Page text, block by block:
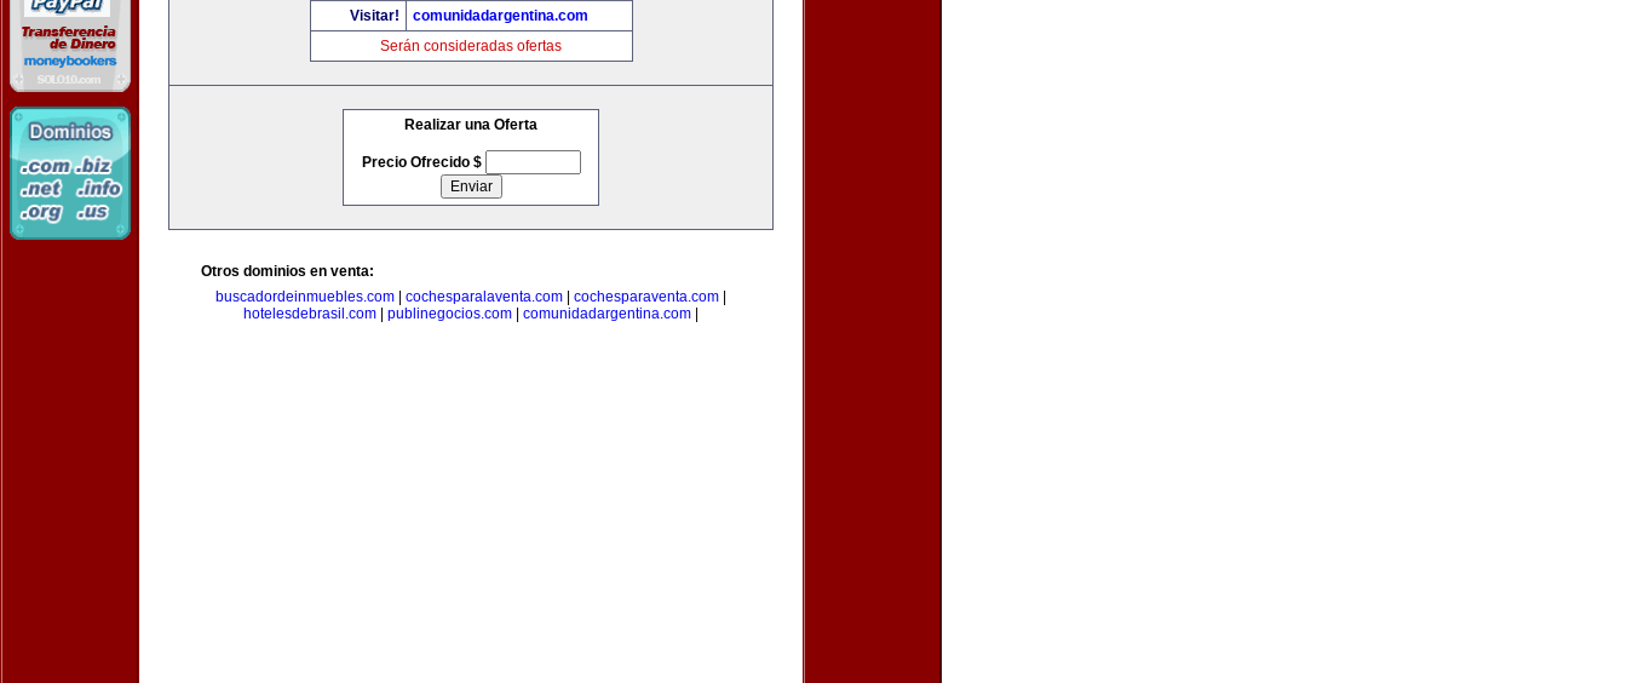
Visitar!
comunidadargentina.com
Serán consideradas ofertas
Realizar una Oferta
Precio Ofrecido $
Otros dominios en venta:
buscadordeinmuebles.com
cochesparalaventa.com cochesparaventa.com
hotelesdebrasil.com
publinegocios.com comunidadargentina.com